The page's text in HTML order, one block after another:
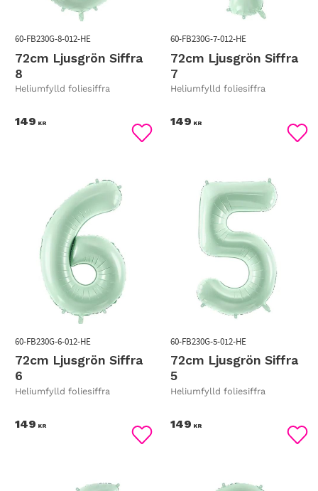
72cm Ljusgrön Siffra
8
Heliumfylld foliesiffra
60-FB230G-8-012-HE
149 KR
Lägg till i favoriter
72cm Ljusgrön Siffra
7
Heliumfylld foliesiffra
60-FB230G-7-012-HE
149 KR
72cm Ljusgrön Siffra
6
Heliumfylld foliesiffra
60-FB230G-6-012-HE
149 KR
Lägg till i favoriter
72cm Ljusgrön Siffra
5
Heliumfylld foliesiffra
60-FB230G-5-012-HE
149 KR